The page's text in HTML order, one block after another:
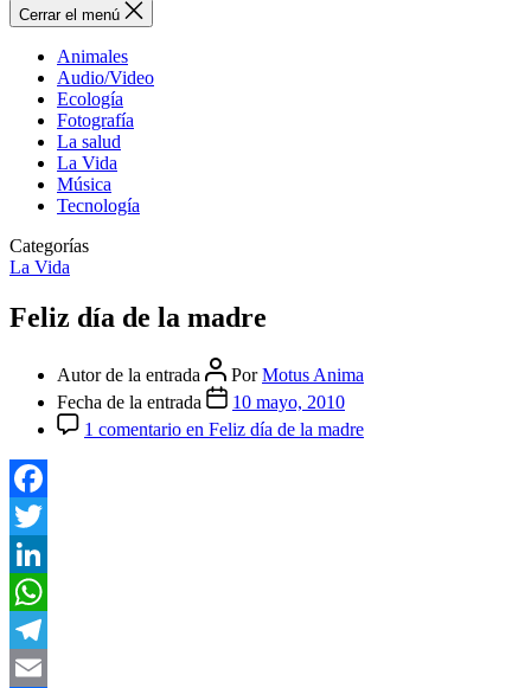
Cerrar el menú
Animales
Audio/Video
Ecología
Fotografía
La salud
La Vida
Música
Tecnología
Categorías
La Vida
Feliz día de la madre
Autor de la entrada PorMotus Anima
Fecha de la entrada
10 mayo, 2010
1 comentario en Feliz día de la madre
Facebook
Twitter
LinkedIn
WhatsApp
Telegram